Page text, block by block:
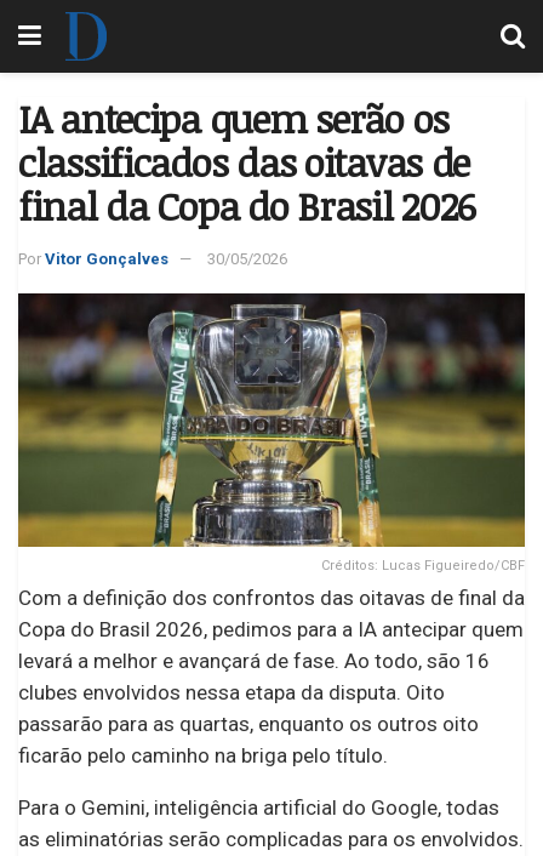
IA antecipa quem serão os
classificados das oitavas de
final da Copa do Brasil 2026
Por Vitor Gonçalves 30/05/2026
Créditos: Lucas Figueiredo/CBF
Com a definição dos confrontos das oitavas de final da
Copa do Brasil 2026, pedimos para a IA antecipar quem
levará a melhor e avançará de fase. Ao todo, são 16
clubes envolvidos nessa etapa da disputa. Oito
passarão para as quartas, enquanto os outros oito
ficarão pelo caminho na briga pelo título.
Para o Gemini, inteligência artificial do Google, todas
as eliminatórias serão complicadas para os envolvidos.